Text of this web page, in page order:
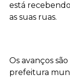
está
as suas ruas.
Os avanços
prefeitura